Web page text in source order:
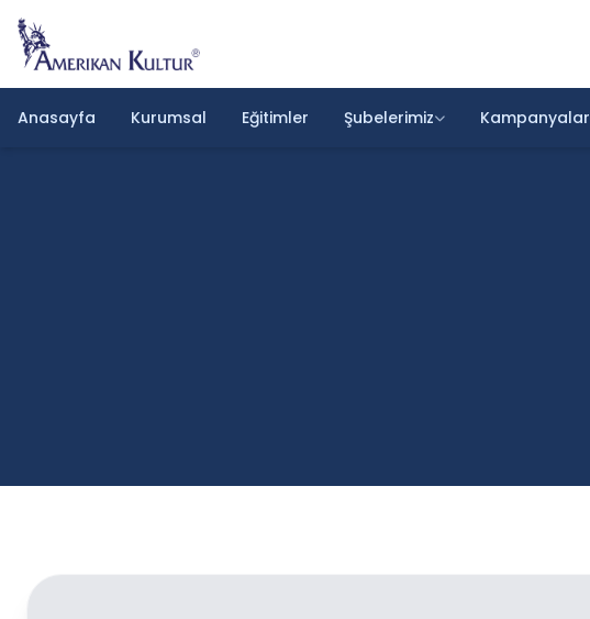
Anasayfa Kurumsal Eğitimler Şubelerimiz Kampanyalar